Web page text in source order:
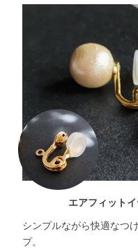
エアフィット
シンプルながら快適なつ
プ。